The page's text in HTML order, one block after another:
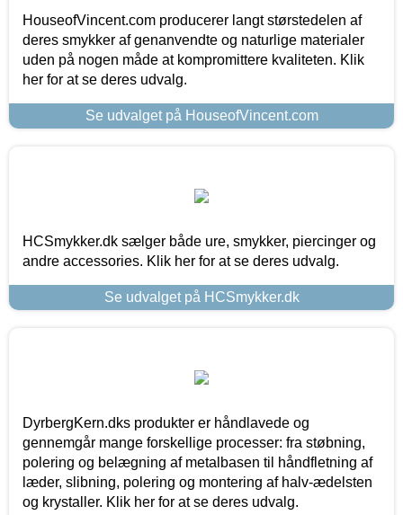
HouseofVincent.com producerer langt størstedelen af
deres smykker af genanvendte og naturlige materialer
uden på nogen måde at kompromittere kvaliteten. Klik
her for at se deres udvalg.
Se udvalget på HouseofVincent.com
HCSmykker.dk sælger både ure, smykker, piercinger og
andre accessories. Klik her for at se deres udvalg.
Se udvalget på HCSmykker.dk
DyrbergKern.dks produkter er håndlavede og
gennemgår mange forskellige processer: fra støbning,
polering og belægning af metalbasen til håndfletning af
læder, slibning, polering og montering af halv-ædelsten
og krystaller. Klik her for at se deres udvalg.